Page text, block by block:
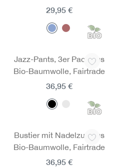
29,95 €
Jazz-Pants, 3er Pack aus
Bio-Baumwolle, Fairtrade
36,95 €
Bustier mit Nadelzug aus
Bio-Baumwolle, Fairtrade
36,95 €